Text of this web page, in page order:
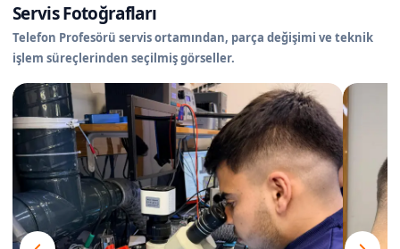
Servis Fotoğrafları
Telefon Profesörü servis ortamından, parça değişimi ve teknik
işlem süreçlerinden seçilmiş görseller.